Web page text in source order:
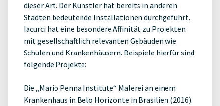
dieser Art. Der Künstler hat bereits in anderen
Städten bedeutende Installationen durchgeführt.
Iacurci hat eine besondere Affinität zu Projekten
mit gesellschaftlich relevanten Gebäuden wie
Schulen und Krankenhäusern. Beispiele hierfür sind
folgende Projekte:
Die „Mario Penna Institute“ Malerei an einem
Krankenhaus in Belo Horizonte in Brasilien (2016).